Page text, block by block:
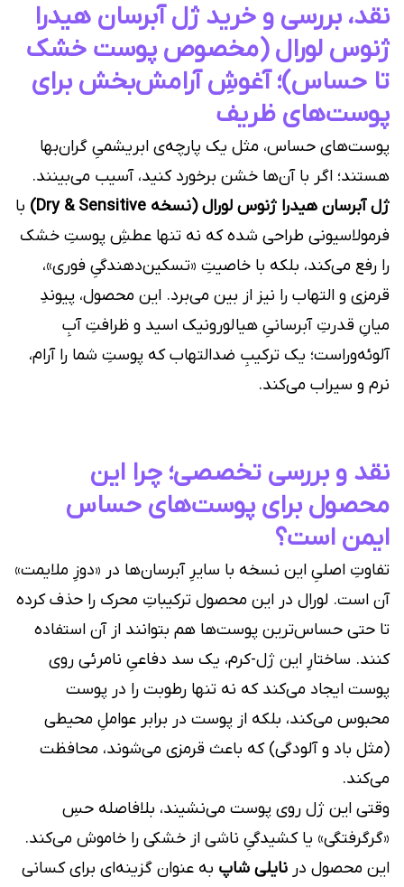
نقد، بررسی و خرید ژل آبرسان هیدرا
ژنوس لورال (مخصوص پوست خشک
تا حساس)؛ آغوشِ آرامش‌بخش برای
پوست‌های ظریف
پوست‌های حساس، مثل یک پارچه‌ی ابریشمیِ گران‌بها
هستند؛ اگر با آن‌ها خشن برخورد کنید، آسیب می‌بینند.
ژل آبرسان هیدرا ژنوس لورال (نسخه Dry & Sensitive)
با
فرمولاسیونی طراحی شده که نه تنها عطشِ پوستِ خشک
را رفع می‌کند، بلکه با خاصیتِ «تسکین‌دهندگیِ فوری»،
قرمزی و التهاب را نیز از بین می‌برد. این محصول، پیوندِ
میانِ قدرتِ آبرسانیِ هیالورونیک اسید و ظرافتِ آبِ
آلوئه‌وراست؛ یک ترکیبِ ضدالتهاب که پوستِ شما را آرام،
نرم و سیراب می‌کند.
نقد و بررسی تخصصی؛ چرا این
محصول برای پوست‌های حساس
ایمن است؟
تفاوتِ اصلیِ این نسخه با سایرِ آبرسان‌ها در «دوزِ ملایمت»
آن است. لورال در این محصول ترکیباتِ محرک را حذف کرده
تا حتی حساس‌ترین پوست‌ها هم بتوانند از آن استفاده
کنند. ساختارِ این ژل-کرم، یک سد دفاعیِ نامرئی روی
پوست ایجاد می‌کند که نه تنها رطوبت را در پوست
محبوس می‌کند، بلکه از پوست در برابر عواملِ محیطی
(مثل باد و آلودگی) که باعث قرمزی می‌شوند، محافظت
می‌کند.
وقتی این ژل روی پوست می‌نشیند، بلافاصله حسِ
«گرگرفتگی» یا کشیدگیِ ناشی از خشکی را خاموش می‌کند.
این محصول در نایلی شاپ به عنوان گزینه‌ای برای کسانی